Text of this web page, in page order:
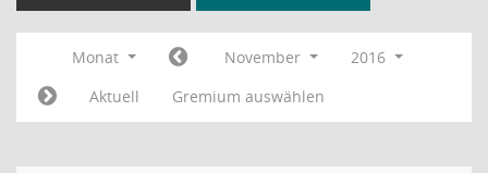
Monat November
2016
Aktuell
Gremium auswählen